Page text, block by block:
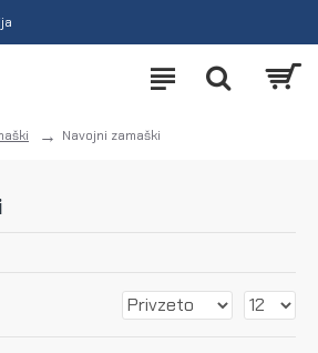
Navojni zamaški